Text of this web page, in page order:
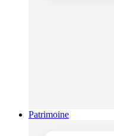
Patrimoine